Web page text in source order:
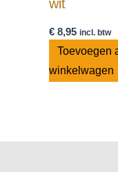
wit
€ 8,95 incl. btw
Toevoegen
winkelwagen